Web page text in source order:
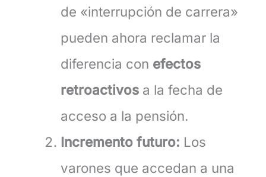
de «interrupción de carrera»
pueden ahora reclamar la
diferencia con efectos
retroactivosa la fecha de
acceso a la pensión.
Incremento futuro: Los
varones que accedan a una